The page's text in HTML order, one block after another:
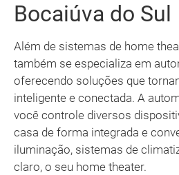
Bocaiúva do Sul
Além de sistemas de home
também se especializa em
oferecendo soluções que
inteligente e conectada. A
você controle diversos
casa de forma integrada e
iluminação, sistemas de
claro, o seu home theater.